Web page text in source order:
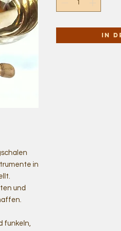
in
und
funkeln,
In